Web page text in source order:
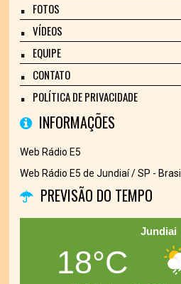
FOTOS
VÍDEOS
EQUIPE
CONTATO
POLÍTICA DE PRIVACIDADE
INFORMAÇÕES
Web Rádio E5
Web Rádio E5 de Jundiaí / SP - Brasil.
PREVISÃO DO TEMPO
Jundiai
18°C